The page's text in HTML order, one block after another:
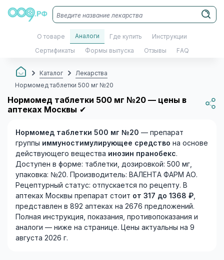
О товаре Аналоги Где купить Инструкции
Сертификаты Формы выпуска Отзывы FAQ
Каталог
Лекарства
Нормомед таблетки 500 мг №20
Нормомед таблетки 500 мг №20 — цены в
аптеках Москвы ✔
Нормомед таблетки 500 мг №20 — препарат
группы иммуностимулирующее средство на основе
действующего вещества инозин пранобекс.
Доступен в форме: таблетки, дозировкой: 500 мг,
упаковка: №20. Производитель: ВАЛЕНТА ФАРМ АО.
Рецептурный статус: отпускается по рецепту. В
аптеках Москвы препарат стоит от 317 до 1368 ₽,
представлен в 892 аптеках на 2676 предложений.
Полная инструкция, показания, противопоказания и
аналоги — ниже на странице. Цены актуальны на 9
августа 2026 г.